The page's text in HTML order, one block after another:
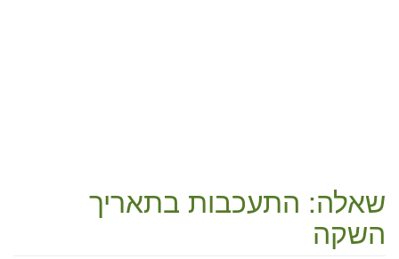
שאלה: התעכבות בתאריך
השקה